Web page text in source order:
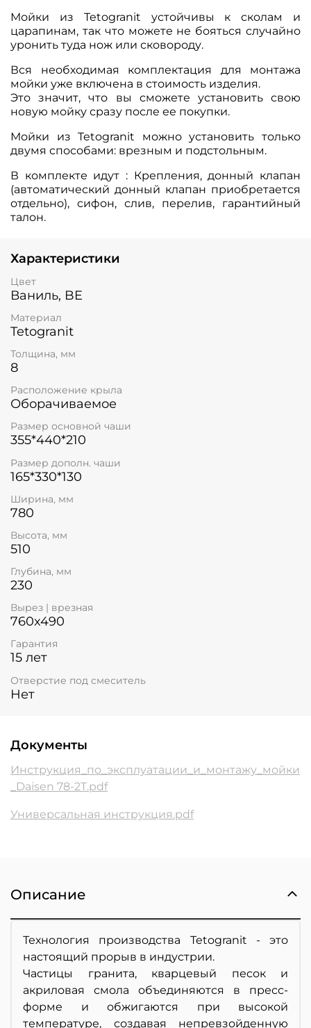
Мойки из Tetogranit устойчивы к сколам и
царапинам, так что можете не бояться случайно
уронить туда нож или сковороду.
Вся необходимая комплектация для монтажа
мойки уже включена в стоимость изделия.
Это значит, что вы сможете установить свою
новую мойку сразу после ее покупки.
Мойки из Tetogranit можно установить только
двумя способами: врезным и подстольным.
В комплекте идут : Крепления, донный клапан
(автоматический донный клапан приобретается
отдельно), сифон, слив, перелив, гарантийный
талон.
Характеристики
Цвет
Ваниль, BE
Материал
Tetogranit
Толщина, мм
8
Расположение крыла
Оборачиваемое
Размер основной чаши
355*440*210
Размер дополн. чаши
165*330*130
Ширина, мм
780
Высота, мм
510
Глубина, мм
230
Вырез | врезная
760x490
Гарантия
15 лет
Отверстие под смеситель
Нет
Документы
Инструкция_по_эксплуатации_и_монтажу_мойки
_Daisen 78-2T.pdf
Универсальная инструкция.pdf
Описание
Технология производства Tetogranit - это
настоящий прорыв в индустрии.
Частицы гранита, кварцевый песок и
акриловая смола объединяются в пресс-
форме и обжигаются при высокой
температуре, создавая непревзойденную